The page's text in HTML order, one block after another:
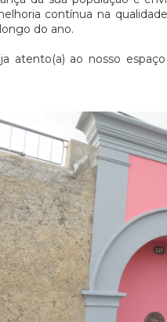
contínua na
do ano.
atento(a) ao nosso